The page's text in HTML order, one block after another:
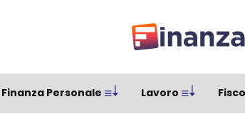
Finanza Personale Lavoro Fisco